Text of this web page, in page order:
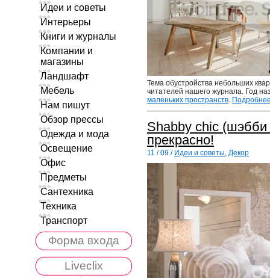
Идеи и советы
Интерьеры
Книги и журналы
Компании и
магазины
Ландшафт
Мебель
Нам пишут
Обзор прессы
Одежда и мода
Освещение
Офис
Предметы
Сантехника
Техника
Транспорт
Форма входа
Liveclix
Тема обустройства небольших
читателей нашего журнала. Год
маленьких пространств.
Shabby chic
прекрасно!
11 / 09 / Идеи и советы, Декор